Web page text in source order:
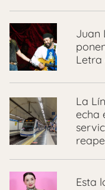
Juan
Letra
La
echa
Esta